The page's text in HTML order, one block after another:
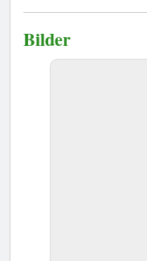
Bilder